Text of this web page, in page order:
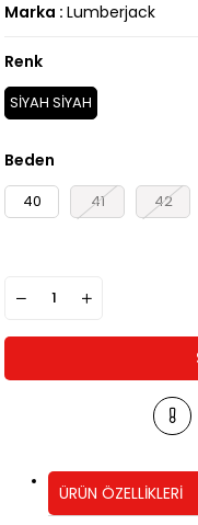
Marka : Lumberjack
Renk
SİYAH SİYAH
Beden
40 41 42
ÜRÜN ÖZELLIKLERI